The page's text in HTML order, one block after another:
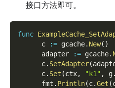
接口方法即可。
func
      c
:= gcache. New( )
      adapter
:= gcache.
      c
. SetAdapter(
      c
. Set (ctx, "k1" , g.
      fmt
. Println(c.Get (